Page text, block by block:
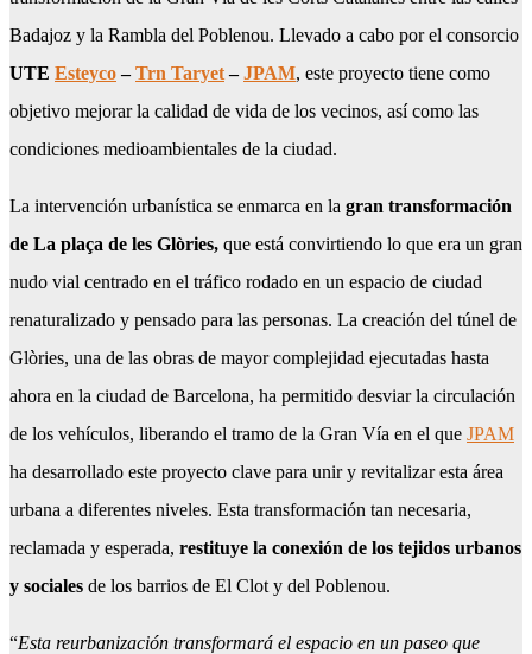
Badajoz y la Rambla del Poblenou. Llevado a cabo por el consorcio
UTE Esteyco–Trn Taryet–JPAM, este proyecto tiene como
objetivo mejorar la calidad de vida de los vecinos, así como las
condiciones medioambientales de la ciudad.
La intervención urbanística se enmarca en la gran transformación
de La plaça de les Glòries, que está convirtiendo lo que era un gran
nudo vial centrado en el tráfico rodado en un espacio de ciudad
renaturalizado y pensado para las personas. La creación del túnel de
Glòries, una de las obras de mayor complejidad ejecutadas hasta
ahora en la ciudad de Barcelona, ha permitido desviar la circulación
de los vehículos, liberando el tramo de la Gran Vía en el que JPAM
ha desarrollado este proyecto clave para unir y revitalizar esta área
urbana a diferentes niveles. Esta transformación tan necesaria,
reclamada y esperada, restituye la conexión de los tejidos urbanos
y sociales de los barrios de El Clot y del Poblenou.
“Esta reurbanización transformará el espacio en un paseo que